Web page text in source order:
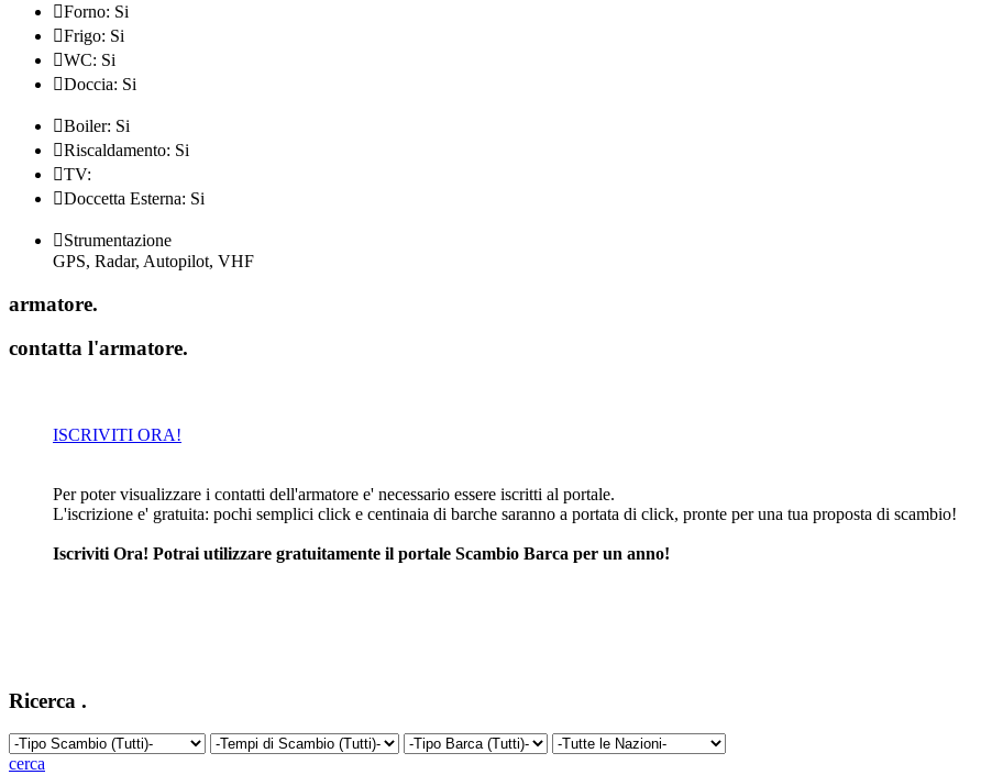
Forno: Si
Frigo: Si
WC: Si
Doccia: Si
Boiler: Si
Riscaldamento: Si
TV:
Doccetta Esterna: Si
Strumentazione
GPS, Radar, Autopilot, VHF
armatore.
contatta l'armatore.
ISCRIVITI ORA!
Per poter visualizzare i contatti dell'armatore e' necessario essere iscritti al portale.
L'iscrizione e' gratuita: pochi semplici click e centinaia di barche saranno a portata di click, pronte per una tua proposta di scambio!
Iscriviti Ora! Potrai utilizzare gratuitamente il portale Scambio Barca per un anno!
Ricerca .
cerca